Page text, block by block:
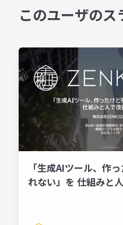
このユーザのス
「生成AIツール、作
れない」を 仕組みと人